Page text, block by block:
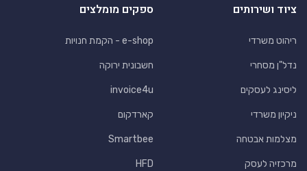
ציוד ושירותים
ריהוט משרדי
נדל"ן מסחרי
ליסינג לעסקים
ניקיון משרדי
מצלמות אבטחה
מרכזיה לעסק
ספקים מומלצים
e-shop - הקמת חנויות
חשבונית ירוקה
invoice4u
קארדקום
Smartbee
HFD